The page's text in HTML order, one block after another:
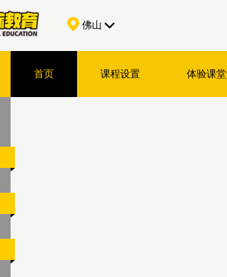
佛山
首页 课程设置 体验课堂